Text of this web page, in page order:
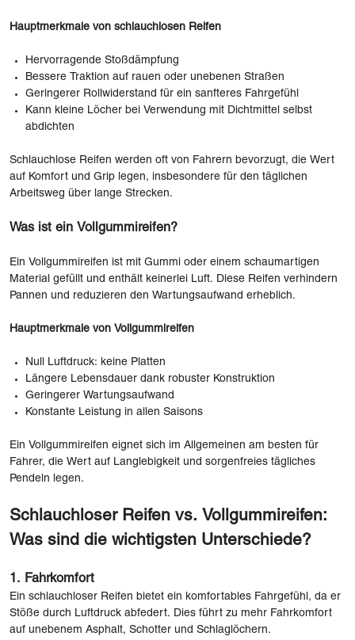
Hauptmerkmale von schlauchlosen Reifen
Hervorragende Stoßdämpfung
Bessere Traktion auf rauen oder unebenen Straßen
Geringerer Rollwiderstand für ein sanfteres Fahrgefühl
Kann kleine Löcher bei Verwendung mit Dichtmittel selbst
abdichten
Schlauchlose Reifen werden oft von Fahrern bevorzugt, die Wert
auf Komfort und Grip legen, insbesondere für den täglichen
Arbeitsweg über lange Strecken.
Was ist ein Vollgummireifen?
Ein Vollgummireifen ist mit Gummi oder einem schaumartigen
Material gefüllt und enthält keinerlei Luft. Diese Reifen verhindern
Pannen und reduzieren den Wartungsaufwand erheblich.
Hauptmerkmale von Vollgummireifen
Null Luftdruck: keine Platten
Längere Lebensdauer dank robuster Konstruktion
Geringerer Wartungsaufwand
Konstante Leistung in allen Saisons
Ein Vollgummireifen eignet sich im Allgemeinen am besten für
Fahrer, die Wert auf Langlebigkeit und sorgenfreies tägliches
Pendeln legen.
Schlauchloser Reifen vs. Vollgummireifen:
Was sind die wichtigsten Unterschiede?
1. Fahrkomfort
Ein schlauchloser Reifen bietet ein komfortables Fahrgefühl, da er
Stöße durch Luftdruck abfedert. Dies führt zu mehr Fahrkomfort
auf unebenem Asphalt, Schotter und Schlaglöchern.